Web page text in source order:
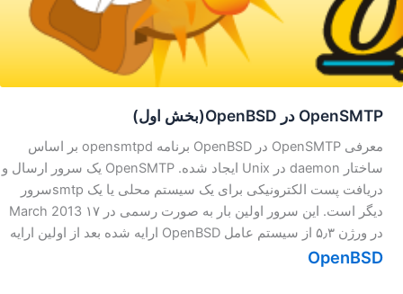
OpenSMTP در OpenBSD(بخش اول)
معرفی OpenSMTP در OpenBSD برنامه opensmtpd بر اساس
ساختار daemon در Unix ایجاد شده. OpenSMTP یک سرور ارسال و
دریافت پست الکترونیکی برای یک سیستم محلی یا یک smtpسرور
دیگر است. این سرور اولین بار به صورت رسمی در ۱۷ March 2013
در ورژن ۵٫۳ از سیستم عامل OpenBSD ارایه شده بعد از اولین ارایه
OpenBSD